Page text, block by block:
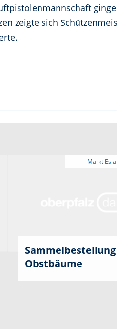
zeigte sich
Obstbäume